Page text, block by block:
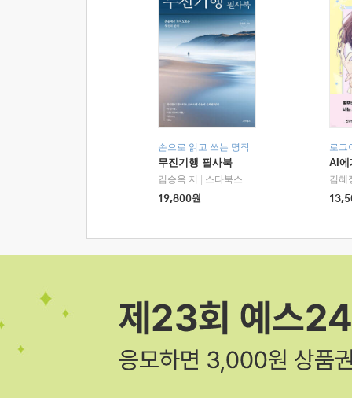
손으로 읽고 쓰는 명작
무진기행 필사북
김승옥 저
스타북스
19,800원
로그
AI에
김혜